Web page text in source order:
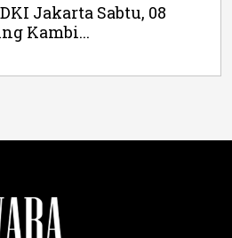
Jakarta Sabtu, 08
Kambi...